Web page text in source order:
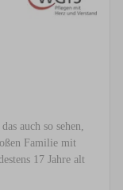
auch so sehen,
Familie mit
17 Jahre alt